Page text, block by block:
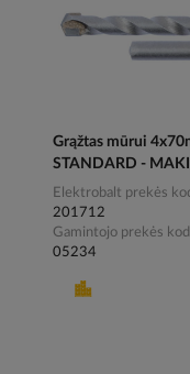
Grąžtas mūrui
STANDARD -
Elektrobalt prekės
201712
Gamintojo prekės
05234